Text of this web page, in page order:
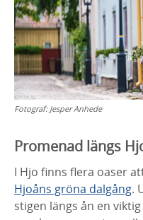
Fotograf: Jesper Anhede
Promenad längs
I Hjo finns flera oaser
Hjoåns gröna dalgång.
stigen längs ån en